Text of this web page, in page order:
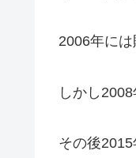
2006年に
しかし
その後